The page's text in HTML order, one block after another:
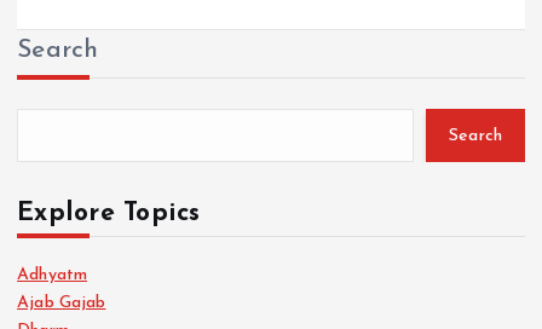
Search
Search
Explore Topics
Adhyatm
Ajab Gajab